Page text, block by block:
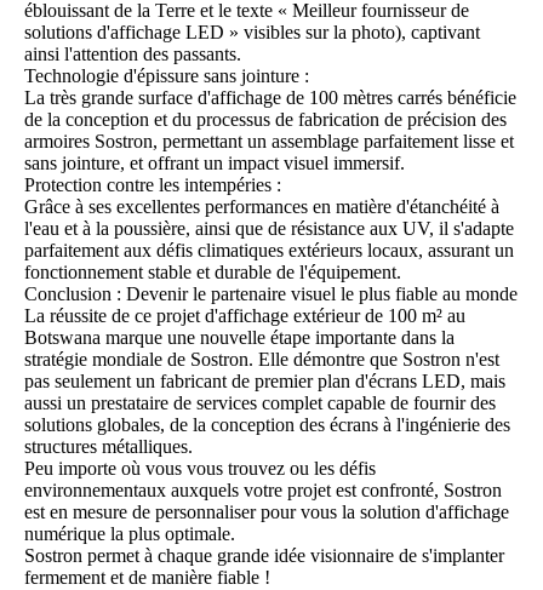
éblouissant de la Terre et le texte « Meilleur fournisseur de
solutions d'affichage LED » visibles sur la photo), captivant
ainsi l'attention des passants.
Technologie d'épissure sans jointure :
La très grande surface d'affichage de 100 mètres carrés bénéficie
de la conception et du processus de fabrication de précision des
armoires Sostron, permettant un assemblage parfaitement lisse et
sans jointure, et offrant un impact visuel immersif.
Protection contre les intempéries :
Grâce à ses excellentes performances en matière d'étanchéité à
l'eau et à la poussière, ainsi que de résistance aux UV, il s'adapte
parfaitement aux défis climatiques extérieurs locaux, assurant un
fonctionnement stable et durable de l'équipement.
Conclusion : Devenir le partenaire visuel le plus fiable au monde
La réussite de ce projet d'affichage extérieur de 100 m² au
Botswana marque une nouvelle étape importante dans la
stratégie mondiale de Sostron. Elle démontre que Sostron n'est
pas seulement un fabricant de premier plan d'écrans LED, mais
aussi un prestataire de services complet capable de fournir des
solutions globales, de la conception des écrans à l'ingénierie des
structures métalliques.
Peu importe où vous vous trouvez ou les défis
environnementaux auxquels votre projet est confronté, Sostron
est en mesure de personnaliser pour vous la solution d'affichage
numérique la plus optimale.
Sostron permet à chaque grande idée visionnaire de s'implanter
fermement et de manière fiable !